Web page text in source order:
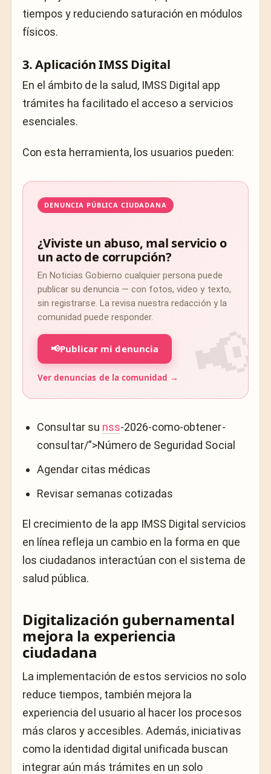
tiempos y reduciendo saturación en módulos
físicos.
3. AplicaciónIMSS Digital
En el ámbito de la salud, IMSS Digital app
trámites ha facilitado el acceso a servicios
esenciales.
Con esta herramienta, los usuarios pueden:
DENUNCIA PÚBLICA CIUDADANA
¿Viviste un abuso, mal servicio o
un acto de corrupción?
En Noticias Gobierno cualquier persona puede
publicar su denuncia — con fotos, video y texto,
sin registrarse. La revisa nuestra redacción y la
comunidad puede responder.
📢Publicar mi denuncia
Ver denuncias de la comunidad →
Consultar su nss-2026-como-obtener-
consultar/”>Número de Seguridad Social
Agendar citas médicas
Revisar semanas cotizadas
El crecimiento de la app IMSS Digital servicios
en línea refleja un cambio en la forma en que
los ciudadanos interactúan con el sistema de
salud pública.
Digitalización gubernamental
mejora la experiencia
ciudadana
La implementación de estos servicios no solo
reduce tiempos, también mejora la
experiencia del usuario al hacer los procesos
más claros y accesibles. Además, iniciativas
como la identidad digital unificada buscan
integrar aún más trámites en un solo